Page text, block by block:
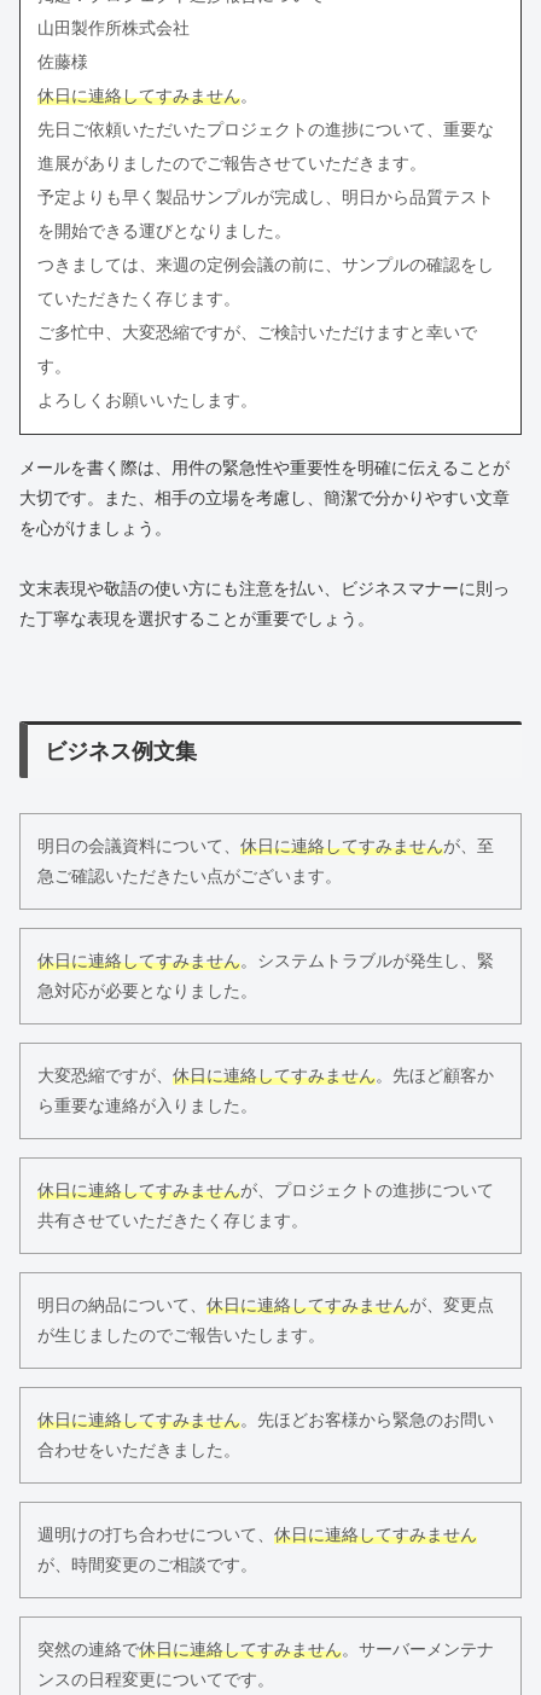
山田製作所株式会社
佐藤様
休日に連絡してすみません。
先日ご依頼いただいたプロジェクトの進捗について、重要な
進展がありましたのでご報告させていただきます。
予定よりも早く製品サンプルが完成し、明日から品質テスト
を開始できる運びとなりました。
つきましては、来週の定例会議の前に、サンプルの確認をし
ていただきたく存じます。
ご多忙中、大変恐縮ですが、ご検討いただけますと幸いで
す。
よろしくお願いいたします。
メールを書く際は、用件の緊急性や重要性を明確に伝えることが
大切です。また、相手の立場を考慮し、簡潔で分かりやすい文章
を心がけましょう。
文末表現や敬語の使い方にも注意を払い、ビジネスマナーに則っ
た丁寧な表現を選択することが重要でしょう。
ビジネス例文集
明日の会議資料について、 休日に連絡してすみませんが、至
急ご確認いただきたい点がございます。
休日に連絡してすみません。システムトラブルが発生し、緊
急対応が必要となりました。
大変恐縮ですが、 休日に連絡してすみません。先ほど顧客か
ら重要な連絡が入りました。
休日に連絡してすみませんが、プロジェクトの進捗について
共有させていただきたく存じます。
明日の納品について、 休日に連絡してすみませんが、変更点
が生じましたのでご報告いたします。
休日に連絡してすみません。先ほどお客様から緊急のお問い
合わせをいただきました。
週明けの打ち合わせについて、 休日に連絡してすみません
が、時間変更のご相談です。
突然の連絡で休日に連絡してすみません。サーバーメンテナ
ンスの日程変更についてです。